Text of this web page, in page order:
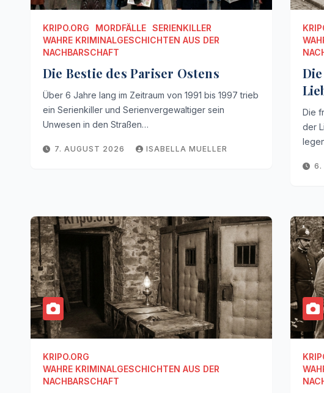
KRIPO.ORG MORDFÄLLE SERIENKILLER
WAHRE KRIMINALGESCHICHTEN AUS DER
NACHBARSCHAFT
Die Bestie des Pariser Ostens
Über 6 Jahre lang im Zeitraum von 1991 bis 1997 trieb
ein Serienkiller und Serienvergewaltiger sein
Unwesen in den Straßen…
7. AUGUST 2026 ISABELLA MUELLER
Die
der
6.
KRIPO.ORG
WAHRE KRIMINALGESCHICHTEN AUS DER
NACHBARSCHAFT